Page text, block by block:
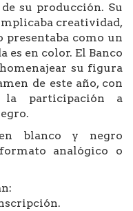
su producción. Su
creatividad,
como un
es en color. El Banco
su figura
de este año, con
participación a
blanco y negro
analógico o